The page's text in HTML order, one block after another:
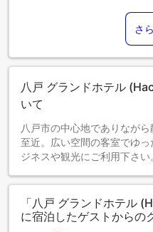
さ
八戸 グランドホテル
いて
八戸市の中心地でありなが
至近。広い空間の客室でゆ
ジネスや観光にご利用下さい
「八戸 グランドホテル
に宿泊したゲストからの